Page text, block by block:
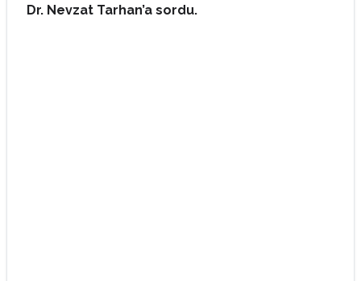
Dr. Nevzat Tarhan’a sordu.